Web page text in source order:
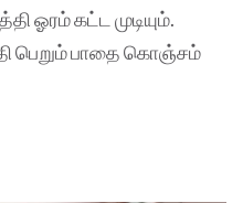
ஓரம் கட்ட முடியும்.
பெறும் பாதை கொஞ்சம்